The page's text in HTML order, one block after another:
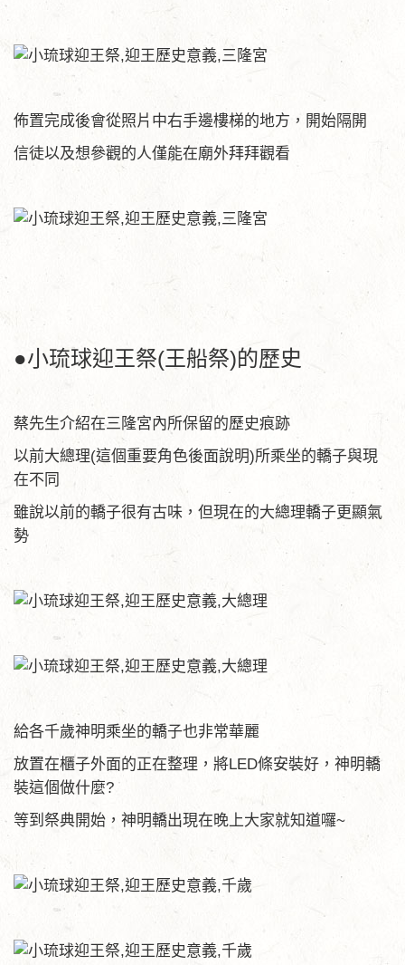
佈置完成後會從照片中右手邊樓梯的地方，開始隔開
信徒以及想參觀的人僅能在廟外拜拜觀看
●小琉球迎王祭(王船祭)的歷史
蔡先生介紹在三隆宮內所保留的歷史痕跡
以前大總理(這個重要角色後面說明)所乘坐的轎子與現
在不同
雖說以前的轎子很有古味，但現在的大總理轎子更顯氣
勢
給各千歲神明乘坐的轎子也非常華麗
放置在櫃子外面的正在整理，將LED條安裝好，神明轎
裝這個做什麼?
等到祭典開始，神明轎出現在晚上大家就知道囉~